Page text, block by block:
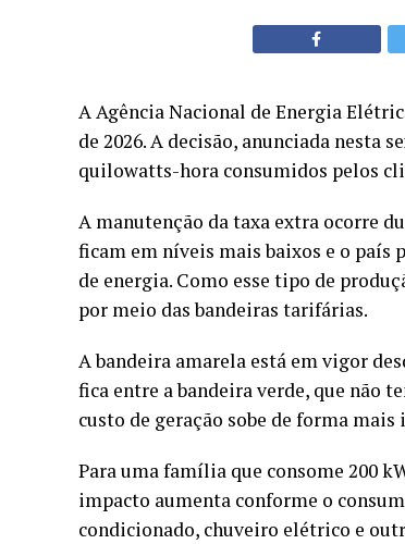
A Agência Nacional de Energia
de 2026. A decisão, anunciada nesta
quilowatts-hora consumidos pelos
A manutenção da taxa extra ocorre
ficam em níveis mais baixos e o país
de energia. Como esse tipo de
por meio das bandeiras tarifárias.
A bandeira amarela está em vigor
fica entre a bandeira verde, que não
custo de geração sobe de forma mais
Para uma família que consome 200
impacto aumenta conforme o
condicionado, chuveiro elétrico e